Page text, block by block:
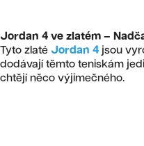
Jordan 4 ve zlatém –
Tyto zlaté Jordan 4 jsou
dodávají těmto teniskám
chtějí něco výjimečného.